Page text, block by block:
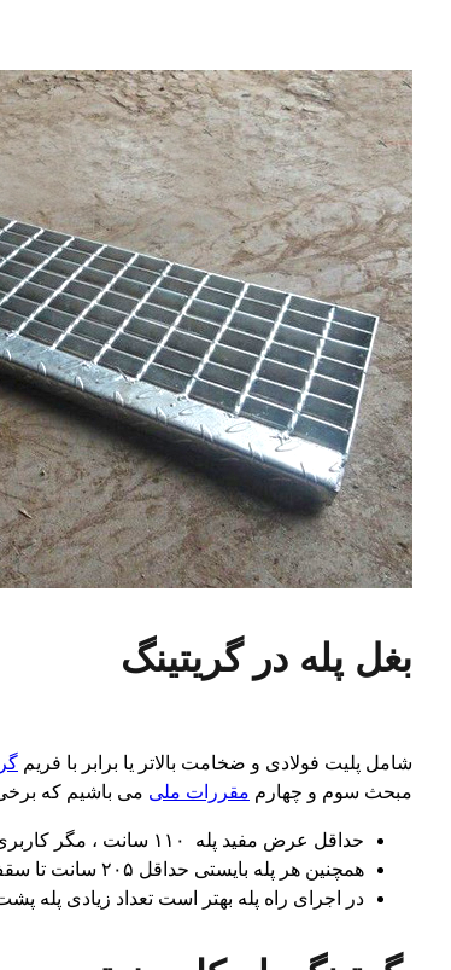
بغل پله در گریتینگ
شامل پلیت فولادی و ضخامت بالاتر یا برابر با فریم
مبحث سوم و چهارم مقررات ملی می باشیم که
حداقل عرض مفید پله ۱۱۰ سانت ، مگر کاربری راه پله برای تعداد افراد کمتر از ۵۰ نفر باشد.
همچنین هر پله بایستی حداقل ۲۰۵ سانت تا سقف فاصله داشته باشد.
در اجرای راه پله بهتر است تعداد زیادی پله